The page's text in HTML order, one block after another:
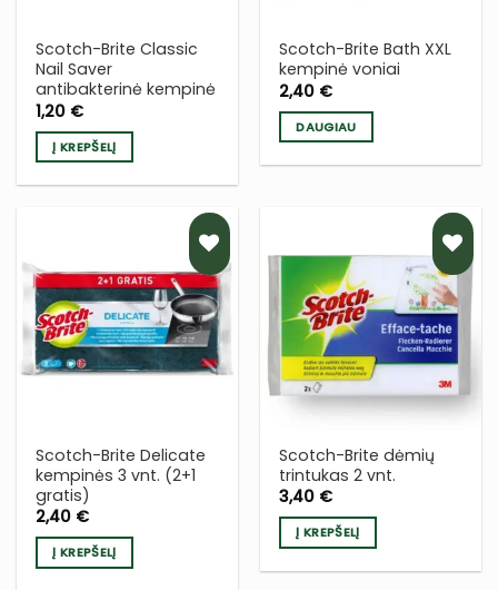
Scotch-Brite Classic
Nail Saver
antibakterinė kempinė
1,20 €
Į KREPŠELĮ
Scotch-Brite Bath XXL
kempinė voniai
2,40 €
DAUGIAU
PRIDĖTI
Į NORŲ
SĄRAŠĄ
Scotch-Brite Delicate
kempinės 3 vnt. (2+1
gratis)
2,40 €
Į KREPŠELĮ
PRIDĖTI
Į NORŲ
SĄRAŠĄ
Scotch-Brite dėmių
trintukas 2 vnt.
3,40 €
Į KREPŠELĮ